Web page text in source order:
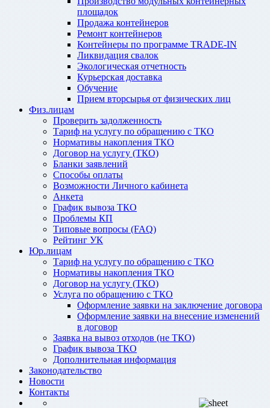
площадок
Продажа контейнеров
Ремонт контейнеров
Контейнеры по программе TRADE-IN
Ликвидация свалок
Экологическая отчетность
Курьерская доставка
Обучение
Прием вторсырья от физических лиц
Физ.лицам
Проверить задолженность
Тариф на услугу по обращению с ТКО
Нормативы накопления ТКО
Договор на услугу (ТКО)
Бланки заявлений
Способы оплаты
Возможности Личного кабинета
Анкета
График вывоза ТКО
Проблемы КП
Типовые вопросы (FAQ)
Рейтинг УК
Юр.лицам
Тариф на услугу по обращению с ТКО
Нормативы накопления ТКО
Договор на услугу (ТКО)
Услуга по обращению с ТКО
Оформление заявки на заключение договора
Оформление заявки на внесение изменений
в договор
Заявка на вывоз отходов (не ТКО)
График вывоза ТКО
Дополнительная информация
Законодательство
Новости
Контакты